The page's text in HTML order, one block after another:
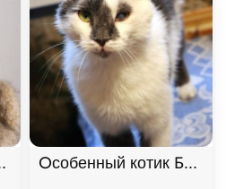
особенный котик. В дар!,
Особенный котик